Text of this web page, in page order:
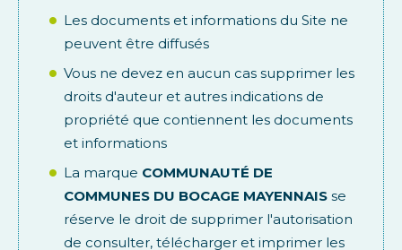
Les documents et informations du Site ne
peuvent être diffusés
Vous ne devez en aucun cas supprimer les
droits d'auteur et autres indications de
propriété que contiennent les documents
et informations
La marque COMMUNAUTÉ DE
COMMUNES DU BOCAGE MAYENNAIS se
réserve le droit de supprimer l'autorisation
de consulter, télécharger et imprimer les